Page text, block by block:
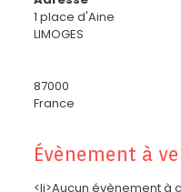
1 place d'Aine
LIMOGES
87000
France
Évènement à
<li>Aucun évènement à